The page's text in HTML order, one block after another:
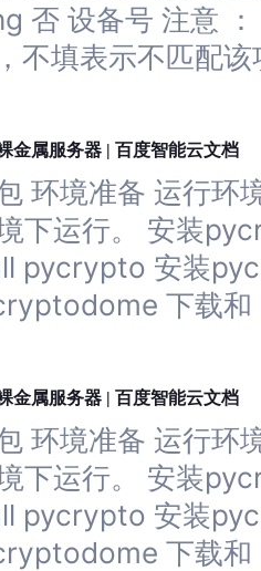
否 设备号 注意
不填表示不匹配
金属服务器 | 百度智能云文档
环境准备 运行
下运行。 安装
pycrypto 安装
下载和
金属服务器 | 百度智能云文档
环境准备 运行
下运行。 安装
pycrypto 安装
下载和